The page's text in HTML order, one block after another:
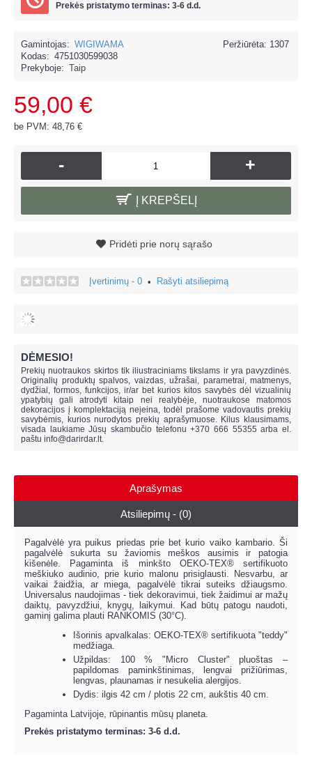
Prekės pristatymo terminas: 3-6 d.d.
Peržiūrėta: 1307
Gamintojas: WIGIWAMA
Kodas: 4751030599038
Prekyboje: Taip
59,00 €
be PVM: 48,76 €
- +
Į KREPŠELĮ
Pridėti prie norų sąrašo
Įvertinimų - 0 • Rašyti atsiliepimą
DĖMESIO!
Prekių nuotraukos skirtos tik iliustraciniams tikslams ir yra pavyzdinės.
Originalių produktų spalvos, vaizdas, užrašai, parametrai, matmenys,
dydžiai, formos, funkcijos, ir/ar bet kurios kitos savybės dėl vizualinių
ypatybių gali atrodyti kitaip nei realybėje, nuotraukose matomos
dekoracijos į komplektaciją neįeina, todėl prašome vadovautis prekių
savybėmis, kurios nurodytos prekių aprašymuose. Kilus klausimams,
visada laukiame Jūsų skambučio telefonu +370 666 55355 arba el.
paštu info@darirdar.lt.
Aprašymas
Atsiliepimų - (0)
Pagalvėlė yra puikus priedas prie bet kurio vaiko kambario. Ši
pagalvėlė sukurta su žaviomis meškos ausimis ir patogia
kišenėle. Pagaminta iš minkšto OEKO-TEX® sertifikuoto
meškiuko audinio, prie kurio malonu prisiglausti. Nesvarbu, ar
vaikai žaidžia, ar miega, pagalvėlė tikrai suteiks džiaugsmo.
Universalus naudojimas - tiek dekoravimui, tiek žaidimui ar mažų
daiktų, pavyzdžiui, knygų, laikymui. Kad būtų patogu naudoti,
gaminį galima plauti RANKOMIS (30°C).
Išorinis apvalkalas: OEKO-TEX® sertifikuota "teddy"
medžiaga.
Užpildas: 100 % "Micro Cluster" pluoštas –
papildomas paminkštinimas, lengvai prižiūrimas,
lengvas, plaunamas ir nesukelia alergijos.
Dydis: ilgis 42 cm / plotis 22 cm, aukštis 40 cm.
Pagaminta Latvijoje, rūpinantis mūsų planeta.
Prekės pristatymo terminas: 3-6 d.d.